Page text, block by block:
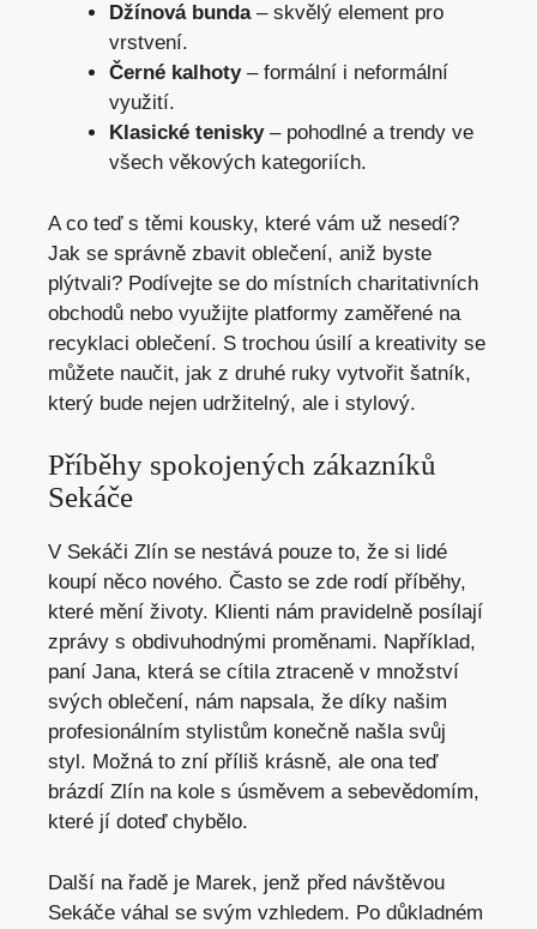
Džínová ⁤bunda– skvělý element pro
vrstvení.
Černé kalhoty⁣– formální i neformální
využití.
Klasické‍ tenisky– ‌pohodlné a trendy ve ​
všech věkových kategoriích.
A co teď s ​těmi ⁤kousky, které ⁤vám už‍ nesedí?
Jak se⁢ správně zbavit oblečení, aniž byste⁣
plýtvali?‍ Podívejte se do místních⁤ charitativních
obchodů nebo využijte ⁣platformy zaměřené na
⁢recyklaci oblečení. S trochou úsilí a kreativity se
můžete naučit, jak z druhé ruky vytvořit šatník,​
který bude nejen udržitelný, ⁤ale i stylový.
Příběhy ⁢spokojených zákazníků
Sekáče
V Sekáči Zlín se nestává pouze to, že si lidé
koupí ⁤něco⁢ nového. Často se zde rodí příběhy,
které mění životy. Klienti nám pravidelně posílají⁤
zprávy‍ s obdivuhodnými‍ proměnami. Například,
paní Jana, která se cítila ztraceně v množství
svých oblečení, nám napsala,⁢ že ⁤díky‌ našim
profesionálním stylistům⁣ konečně​ našla svůj
styl. Možná to zní ⁢příliš krásně, ale‍ ona teď
brázdí ⁣Zlín na kole s ‍úsměvem‍ a sebevědomím,
které jí doteď chybělo.
Další na řadě je Marek,⁢ jenž před návštěvou
Sekáče váhal se svým‌ vzhledem. ⁤Po důkladném